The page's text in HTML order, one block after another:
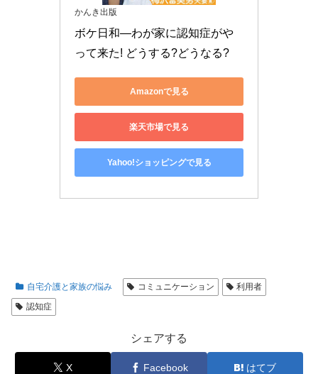
かんき出版
ボケ日和―わが家に認知症がや
って来た! どうする?どうなる?
Amazonで見る
楽天市場で見る
Yahoo!ショッピングで見る
自宅介護と家族の悩み コミュニケーション
利用者
認知症
シェアする
X Facebook はてブ